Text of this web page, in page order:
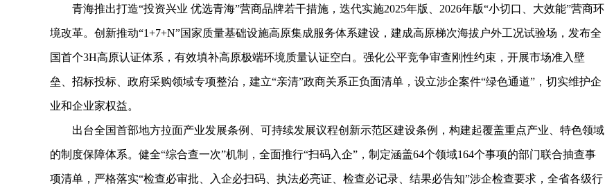
青海推出打造“投资兴业 优选青海”营商品牌若干措施，迭代实施2025年版、2026年版“小切口、大效能”营商环
境改革。创新推动“1+7+N”国家质量基础设施高原集成服务体系建设，建成高原梯次海拔户外工况试验场，发布全
国首个3H高原认证体系，有效填补高原极端环境质量认证空白。强化公平竞争审查刚性约束，开展市场准入壁
垒、招标投标、政府采购领域专项整治，建立“亲清”政商关系正负面清单，设立涉企案件“绿色通道”，切实维护企
业和企业家权益。
出台全国首部地方拉面产业发展条例、可持续发展议程创新示范区建设条例，构建起覆盖重点产业、特色领域
的制度保障体系。健全“综合查一次”机制，全面推行“扫码入企”，制定涵盖64个领域164个事项的部门联合抽查事
项清单，严格落实“检查必审批、入企必扫码、执法必亮证、检查必记录、结果必告知”涉企检查要求，全省各级行